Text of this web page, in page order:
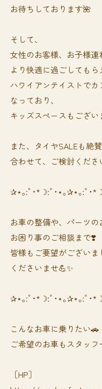
お待ちしております🌺
そして、
女性のお客様、お子様連
より快適に過ごしてもら
ハワイアンテイストでカ
なっており、
キッズスペースもござ
また、タイヤSALEも絶
合わせて、ご検討くださ
✰⋆｡:ﾟ･*☽:ﾟ･⋆｡✰⋆｡:ﾟ･
お車の整備や、パーツ
お困り事のご相談まで❣️
皆様もご要望がござい
くださいませ💪✨
✰⋆｡:ﾟ･*☽:ﾟ･⋆｡✰⋆｡:ﾟ･
⁡⁡⁡こんなお車に乗りたい🚗
ご希望のお車もスタッ
［HP］